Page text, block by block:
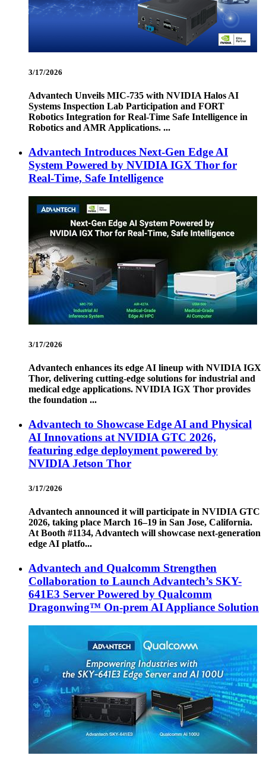
3/17/2026
Advantech Unveils MIC-735 with NVIDIA Halos AI
Systems Inspection Lab Participation and FORT
Robotics Integration for Real-Time Safe Intelligence in
Robotics and AMR Applications. ...
Advantech Introduces Next-Gen Edge AI
System Powered by NVIDIA IGX Thor for
Real-Time, Safe Intelligence
3/17/2026
Advantech enhances its edge AI lineup with NVIDIA IGX
Thor, delivering cutting-edge solutions for industrial and
medical edge applications. NVIDIA IGX Thor provides
the foundation ...
Advantech to Showcase Edge AI and Physical
AI Innovations at NVIDIA GTC 2026,
featuring edge deployment powered by
NVIDIA Jetson Thor
3/17/2026
Advantech announced it will participate in NVIDIA GTC
2026, taking place March 16–19 in San Jose, California.
At Booth #1134, Advantech will showcase next-generation
edge AI platfo...
Advantech and Qualcomm Strengthen
Collaboration to Launch Advantech’s SKY-
641E3 Server Powered by Qualcomm
Dragonwing™ On-prem AI Appliance Solution